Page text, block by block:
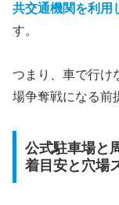
共交通機関を利用
す。
つまり、車で行け
場争奪戦になる前
公式駐車場と
着目安と穴場